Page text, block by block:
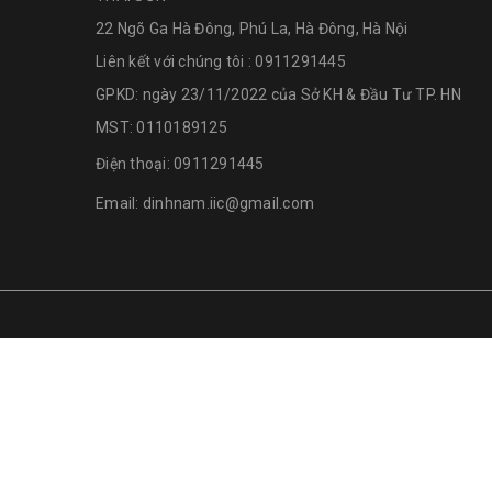
22 Ngõ Ga Hà Đông, Phú La, Hà Đông, Hà Nội
Liên kết với chúng tôi : 0911291445
GPKD: ngày 23/11/2022 của Sở KH & Đầu Tư TP. HN
MST: 0110189125
Điện thoại: 0911291445
Email: dinhnam.iic@gmail.com